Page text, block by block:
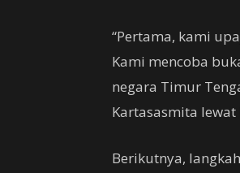
“Pertama, kami
Kami mencoba
negara Timur
Kartasasmita lewat
Berikutnya,